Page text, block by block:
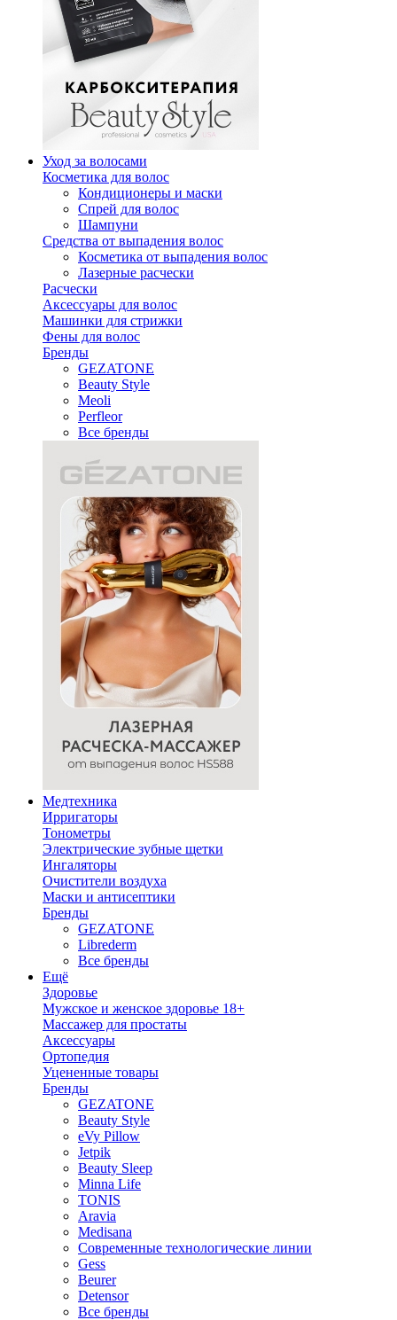
Уход за волосами
Косметика для волос
Кондиционеры и маски
Спрей для волос
Шампуни
Средства от выпадения волос
Косметика от выпадения волос
Лазерные расчески
Расчески
Аксессуары для волос
Машинки для стрижки
Фены для волос
Бренды
GEZATONE
Beauty Style
Meoli
Perfleor
Все бренды
Медтехника
Ирригаторы
Тонометры
Электрические зубные щетки
Ингаляторы
Очистители воздуха
Маски и антисептики
Бренды
GEZATONE
Librederm
Все бренды
Ещё
Здоровье
Мужское и женское здоровье 18+
Массажер для простаты
Аксессуары
Ортопедия
Уцененные товары
Бренды
GEZATONE
Beauty Style
eVy Pillow
Jetpik
Beauty Sleep
Minna Life
TONIS
Aravia
Medisana
Современные технологические линии
Gess
Beurer
Detensor
Все бренды